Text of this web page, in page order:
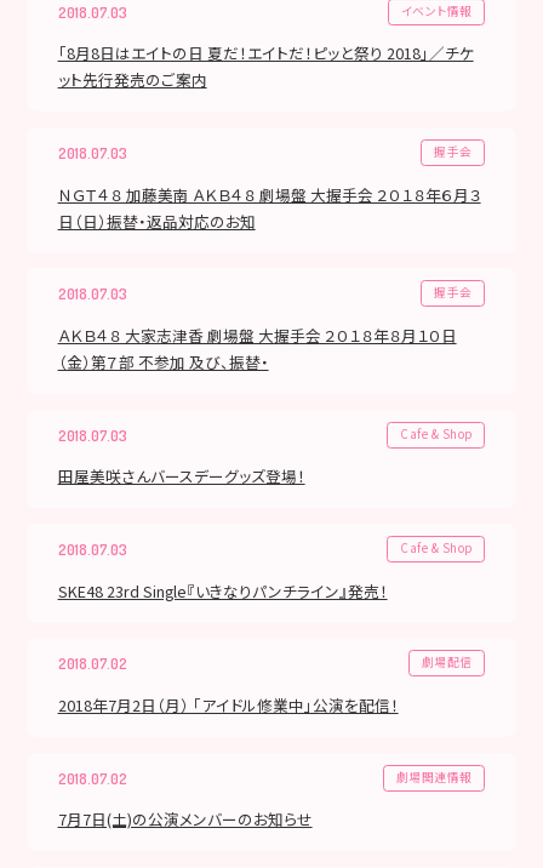
2018.07.03 イベント情報
「8月8日はエイトの日 夏だ！エイトだ！ピッと祭り 2018」／チケ
ット先行発売のご案内
2018.07.03 握手会
ＮＧＴ４８ 加藤美南 ＡＫＢ４８ 劇場盤 大握手会 ２０１８年６月３
日（日）振替・返品対応のお知
2018.07.03 握手会
ＡＫＢ４８ 大家志津香 劇場盤 大握手会 ２０１８年８月１０日
（金）第７部 不参加 及び、振替・
2018.07.03 Cafe & Shop
田屋美咲さんバースデーグッズ登場！
2018.07.03 Cafe & Shop
SKE48 23rd Single『いきなりパンチライン』発売！
2018.07.02 劇場配信
2018年7月2日（月） 「アイドル修業中」公演を配信！
2018.07.02 劇場関連情報
7月7日(土)の公演メンバーのお知らせ